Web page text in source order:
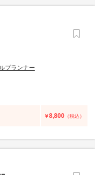
プランナー
￥8,800 （税込）